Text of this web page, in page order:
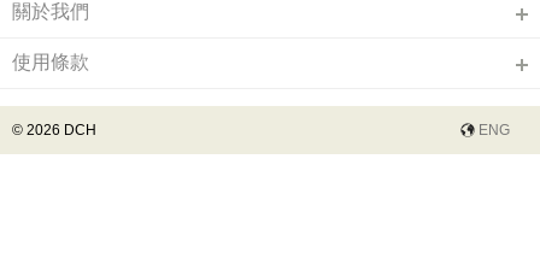
關於我們
使用條款
© 2026 DCH ENG